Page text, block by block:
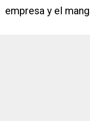
empresa y el